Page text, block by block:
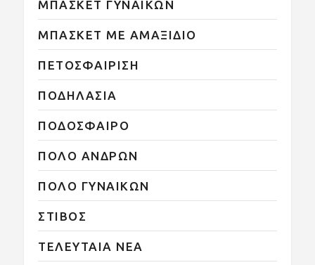
ΜΠΑΣΚΕΤ ΓΥΝΑΙΚΩΝ
ΜΠΑΣΚΕΤ ΜΕ ΑΜΑΞΙΔΙΟ
ΠΕΤΟΣΦΑΙΡΙΣΗ
ΠΟΔΗΛΑΣΙΑ
ΠΟΔΟΣΦΑΙΡΟ
ΠΟΛΟ ΑΝΔΡΩΝ
ΠΟΛΟ ΓΥΝΑΙΚΩΝ
ΣΤΙΒΟΣ
ΤΕΛΕΥΤΑΙΑ ΝΕΑ